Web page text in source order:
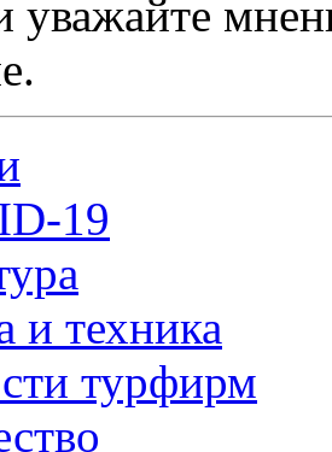
19
и техника
турфирм